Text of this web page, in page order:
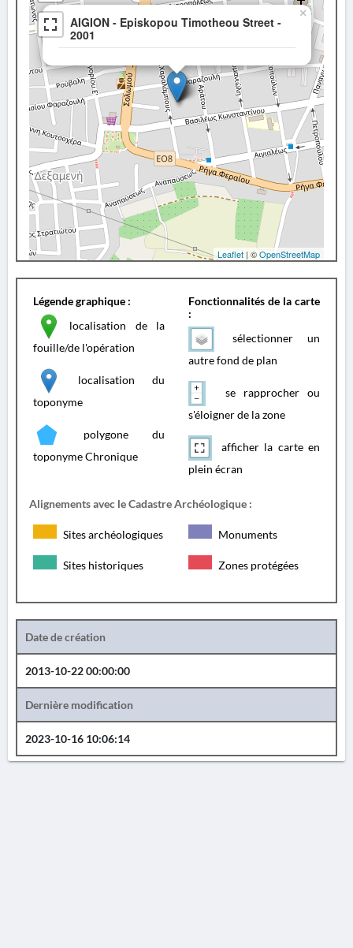
AIGION - Episkopou Timotheou Street -
2001
×
Leaflet | ©OpenStreetMap
Légende graphique :
localisation de la
fouille/de l'opération
localisation du
toponyme
polygone du
toponyme Chronique
Fonctionnalités de la carte
:
sélectionner un
autre fond de plan
se rapprocher ou
s'éloigner de la zone
afficher la carte en
plein écran
Alignements avec le Cadastre Archéologique :
Sites archéologiques Monuments
Sites historiques Zones protégées
Date de création
2013-10-22 00:00:00
Dernière modification
2023-10-16 10:06:14